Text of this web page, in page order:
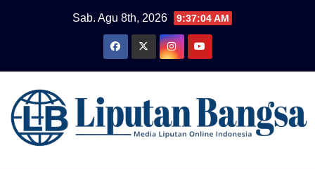
Sab. Agu 8th, 2026 9:37:05 AM